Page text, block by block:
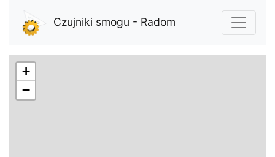
Czujniki smogu - Radom
+
−